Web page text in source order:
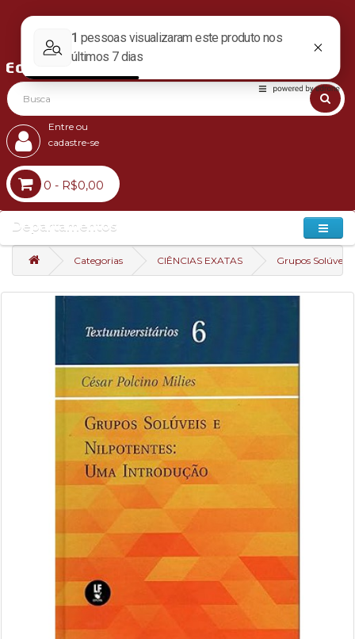
Entre ou
cadastre-se
0 - R$0,00
Departamentos
Categorias CIÊNCIAS EXATAS Grupos Solúveis